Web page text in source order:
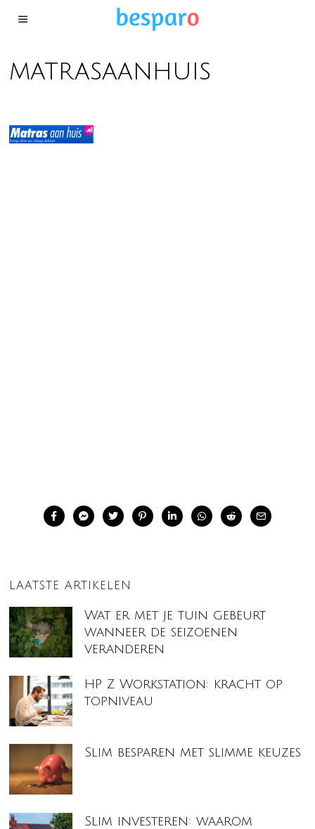
matrasaanhuis
LAATSTE ARTIKELEN
Wat er met je tuin gebeurt
wanneer de seizoenen
veranderen
HP Z Workstation: kracht op
topniveau
Slim besparen met slimme keuzes
Slim investeren: waarom